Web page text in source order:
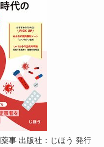
事 出版社：じほう 発行